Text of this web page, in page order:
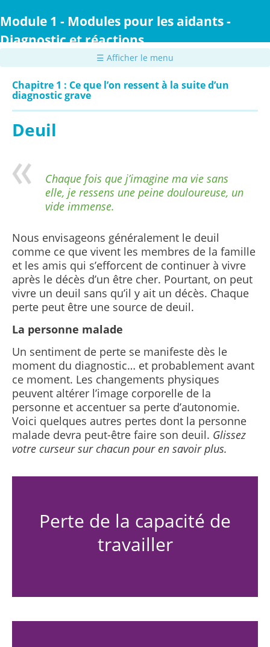
au
principal
Module 1 - Modules pour les aidants -
Diagnostic et réactions
☰ Afficher le menu
Chapitre 1 : Ce que l’on ressent à la suite d’un
diagnostic grave
Deuil
Chaque fois que j’imagine ma vie sans
elle, je ressens une peine douloureuse, un
vide immense.
Nous envisageons généralement le deuil
comme ce que vivent les membres de la famille
et les amis qui s’efforcent de continuer à vivre
après le décès d’un être cher. Pourtant, on peut
vivre un deuil sans qu’il y ait un décès. Chaque
perte peut être une source de deuil.
La personne malade
Un sentiment de perte se manifeste dès le
moment du diagnostic… et probablement avant
ce moment. Les changements physiques
peuvent altérer l’image corporelle de la
personne et accentuer sa perte d’autonomie.
Voici quelques autres pertes dont la personne
malade devra peut-être faire son deuil. Glissez
votre curseur sur chacun pour en savoir plus.
Perte de la capacité de
travailler